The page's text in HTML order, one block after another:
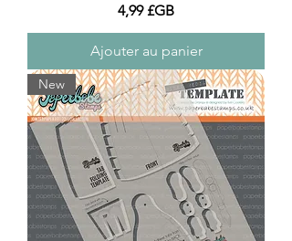
Prix
4,99 £GB
Ajouter au panier
New